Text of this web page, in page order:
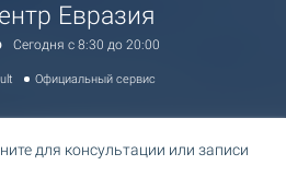
Евразия
Сегодня c 8:30 до 20:00
Официальный сервис
для консультации или записи